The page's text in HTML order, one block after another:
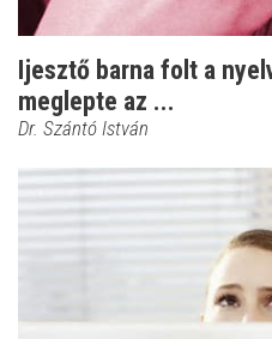
Ijesztő barna folt a
meglepte az ...
Dr. Szántó István